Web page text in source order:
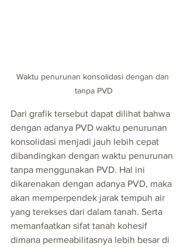
Waktu penurunan konsolidasi dengan dan
tanpa PVD
Dari grafik tersebut dapat dilihat bahwa
dengan adanya PVD waktu penurunan
konsolidasi menjadi jauh lebih cepat
dibandingkan dengan waktu penurunan
tanpa menggunakan PVD. Hal ini
dikarenakan dengan adanya PVD, maka
akan memperpendek jarak tempuh air
yang terekses dari dalam tanah. Serta
memanfaatkan sifat tanah kohesif
dimana permeabilitasnya lebih besar di